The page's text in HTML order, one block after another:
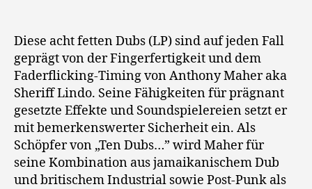
Diese acht fetten Dubs (LP) sind auf jeden Fall
geprägt von der Fingerfertigkeit und dem
Faderflicking-Timing von Anthony Maher aka
Sheriff Lindo. Seine Fähigkeiten für prägnant
gesetzte Effekte und Soundspielereien setzt er
mit bemerkenswerter Sicherheit ein. Als
Schöpfer von „Ten Dubs…” wird Maher für
seine Kombination aus jamaikanischem Dub
und britischem Industrial sowie Post-Punk als